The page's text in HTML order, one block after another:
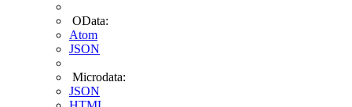
OData:
Atom
JSON
Microdata:
JSON